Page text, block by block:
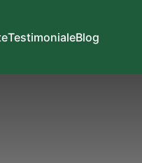
TestimonialeBlog